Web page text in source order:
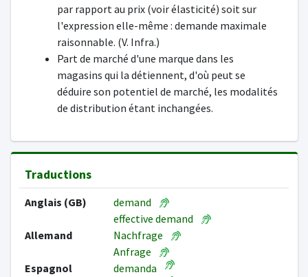
par rapport au prix (voir élasticité) soit sur
l'expression elle-même : demande maximale
raisonnable. (V. Infra.)
Part de marché d'une marque dans les
magasins qui la détiennent, d'où peut se
déduire son potentiel de marché, les modalités
de distribution étant inchangées.
Traductions
Anglais (GB)
demand
effective demand
Allemand
Nachfrage
Anfrage
Espagnol
demanda